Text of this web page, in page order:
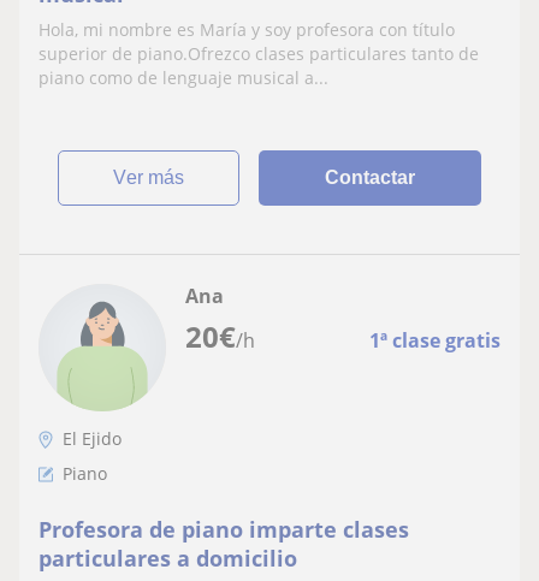
Hola, mi nombre es María y soy profesora con título
superior de piano.Ofrezco clases particulares tanto de
piano como de lenguaje musical a...
ver más Contactar
20€/h 1ª clase gratis
Ana
El Ejido
Piano
Profesora de piano imparte clases
particulares a domicilio